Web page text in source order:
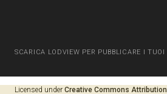
SCARICA LODVIEW PER PUBBLICARE I TUOI
Licensed under Creative Commons